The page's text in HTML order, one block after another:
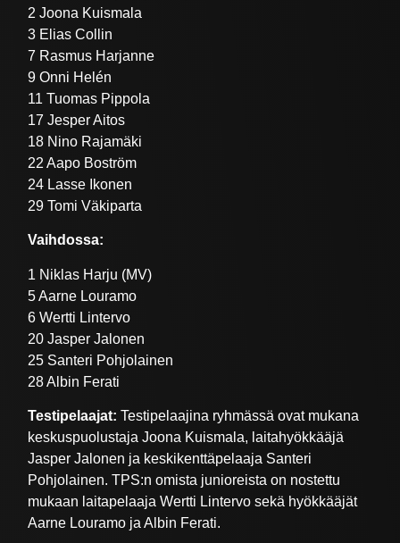
2 Joona Kuismala
3 Elias Collin
7 Rasmus Harjanne
9 Onni Helén
11 Tuomas Pippola
17 Jesper Aitos
18 Nino Rajamäki
22 Aapo Boström
24 Lasse Ikonen
29 Tomi Väkiparta
Vaihdossa:
1 Niklas Harju (MV)
5 Aarne Louramo
6 Wertti Lintervo
20 Jasper Jalonen
25 Santeri Pohjolainen
28 Albin Ferati
Testipelaajat:Testipelaajina ryhmässä ovat mukana
keskuspuolustaja Joona Kuismala, laitahyökkääjä
Jasper Jalonen ja keskikenttäpelaaja Santeri
Pohjolainen. TPS:n omista junioreista on nostettu
mukaan laitapelaaja Wertti Lintervo sekä hyökkääjät
Aarne Louramo ja Albin Ferati.